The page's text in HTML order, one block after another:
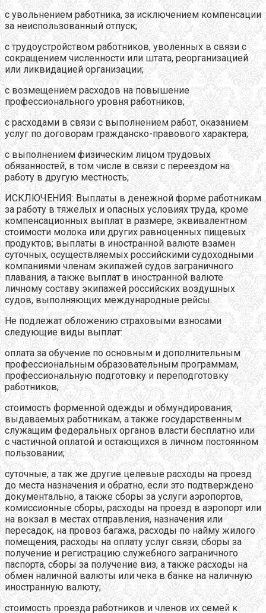
с увольнением работника, за исключением компенсации
за неиспользованный отпуск;
с трудоустройством работников, уволенных в связи с
сокращением численности или штата, реорганизацией
или ликвидацией организации;
с возмещением расходов на повышение
профессионального уровня работников;
с расходами в связи с выполнением работ, оказанием
услуг по договорам гражданско-правового характера;
с выполнением физическим лицом трудовых
обязанностей, в том числе в связи с переездом на
работу в другую местность;
ИСКЛЮЧЕНИЯ: Выплаты в денежной форме работникам
за работу в тяжелых и опасных условиях труда, кроме
компенсационных выплат в размере, эквивалентном
стоимости молока или других равноценных пищевых
продуктов; выплаты в иностранной валюте взамен
суточных, осуществляемых российскими судоходными
компаниями членам экипажей судов заграничного
плавания, а также выплат в иностранной валюте
личному составу экипажей российских воздушных
судов, выполняющих международные рейсы.
Не подлежат обложению страховыми взносами
следующие виды выплат:
оплата за обучение по основным и дополнительным
профессиональным образовательным программам,
профессиональную подготовку и переподготовку
работников;
стоимость форменной одежды и обмундирования,
выдаваемых работникам, а также государственным
служащим федеральных органов власти бесплатно или
с частичной оплатой и остающихся в личном постоянном
пользовании;
суточные, а так же другие целевые расходы на проезд
до места назначения и обратно, если это подтверждено
документально, а также сборы за услуги аэропортов,
комиссионные сборы, расходы на проезд в аэропорт или
на вокзал в местах отправления, назначения или
пересадок, на провоз багажа, расходы по найму жилого
помещения, расходы на оплату услуг связи, сборы за
получение и регистрацию служебного заграничного
паспорта, сборы за получение виз, а также расходы на
обмен наличной валюты или чека в банке на наличную
иностранную валюту;
стоимость проезда работников и членов их семей к